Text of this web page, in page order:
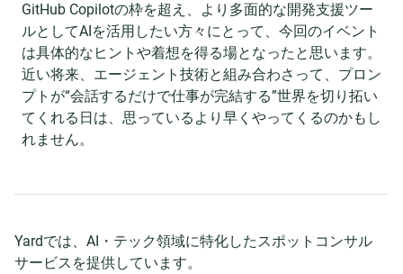
GitHub Copilotの枠を超え、より多面的な開発支援ツー
ルとしてAIを活用したい方々にとって、今回のイベント
は具体的なヒントや着想を得る場となったと思います。
近い将来、エージェント技術と組み合わさって、プロン
プトが“会話するだけで仕事が完結する”世界を切り拓い
てくれる日は、思っているより早くやってくるのかもし
れません。
Yardでは、AI・テック領域に特化したスポットコンサル
サービスを提供しています。